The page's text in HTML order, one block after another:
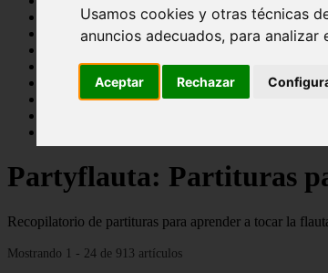
Usamos cookies y otras técnicas
anuncios adecuados, para
Aceptar Rechazar
eventos y conciertos de flauta
interpretes destacados de flauta
noticias sobre flauta
partituras para flauta
recursos para aprender a tocar la flauta
Partyflauta: Partituras
Recopilatorio de partituras para aprender a tocar la
Mostrando 1 - 24 de 913 artículos